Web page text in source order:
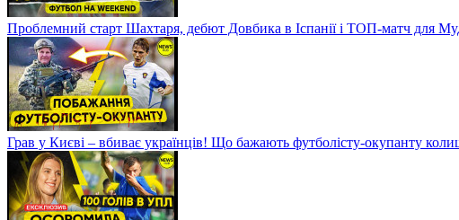
Проблемний старт Шахтаря, дебют Довбика в Іспанії і ТОП-матч для
Грав у Києві – вбиває українців! Що бажають футболісту-окупанту